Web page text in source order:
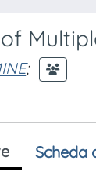
;
Scheda